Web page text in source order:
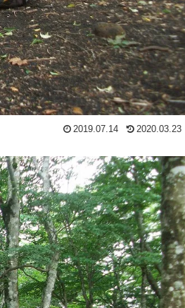
2019.07.14 2020.03.23